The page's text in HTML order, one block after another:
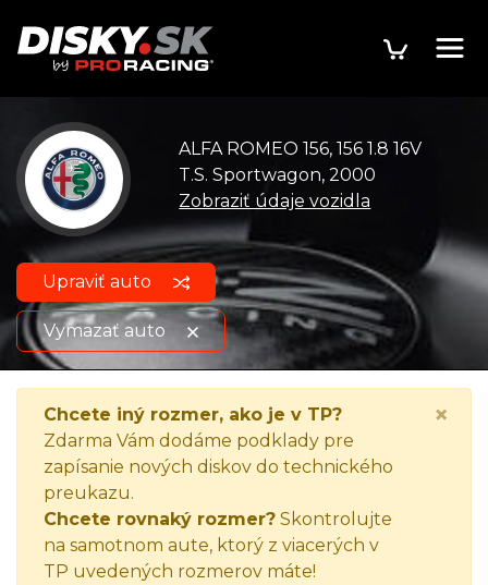
ALFA ROMEO 156, 156 1.8 16V
T.S. Sportwagon, 2000
Zobraziť údaje vozidla
Upraviť auto
Vymazať auto
ALFA ROMEO 156, 156 1.8 16V
T.S. Sportwagon, 2000
Zobraziť údaje
o vozidle
Chcete iný rozmer, ako je v TP?
Zdarma Vám dodáme podklady pre
zapísanie nových diskov do technického
preukazu.
Chcete rovnaký rozmer? Skontrolujte
na samotnom aute, ktorý z viacerých v
TP uvedených rozmerov máte!
×